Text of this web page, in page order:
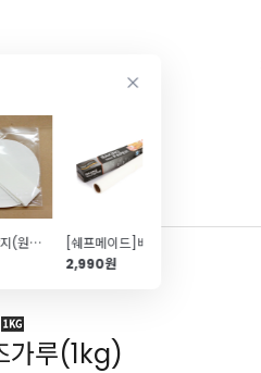
원형 유산지(원형틀\/2호)
2,990원
가루(1kg)